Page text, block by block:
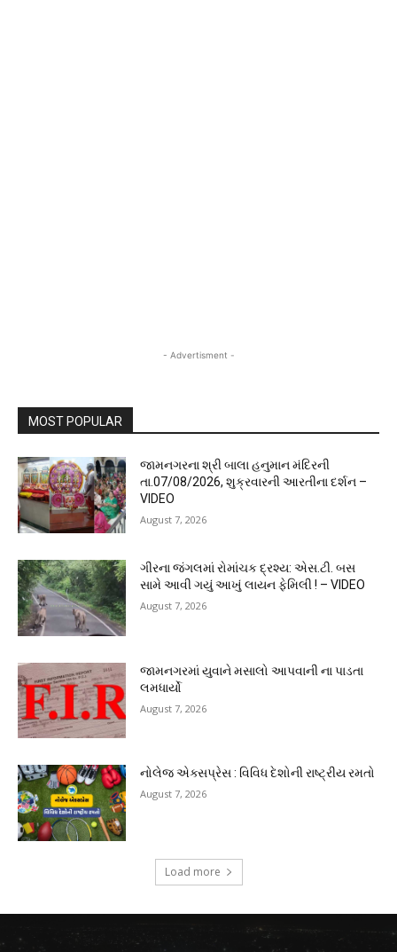
- Advertisment -
MOST POPULAR
જામનગરના શ્રી બાલા હનુમાન મંદિરની
તા.07/08/2026, શુક્રવારની આરતીના દર્શન –
VIDEO
August 7, 2026
ગીરના જંગલમાં રોમાંચક દ્રશ્ય: એસ.ટી. બસ
સામે આવી ગયું આખું લાયન ફેમિલી ! – VIDEO
August 7, 2026
જામનગરમાં યુવાને મસાલો આપવાની ના પાડતા
લમધાર્યો
August 7, 2026
નોલેજ એક્સપ્રેસ : વિવિધ દેશોની રાષ્ટ્રીય રમતો
August 7, 2026
Load more